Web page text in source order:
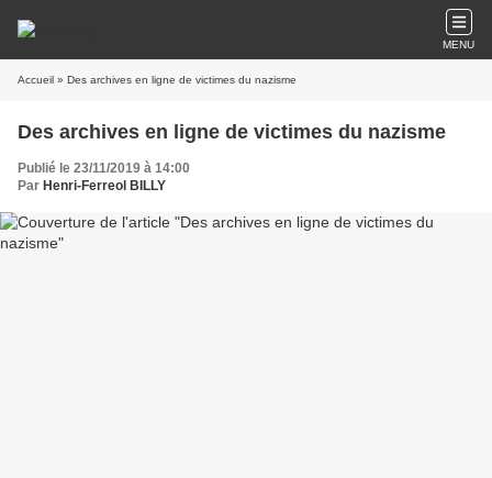
MENU
Accueil » Des archives en ligne de victimes du nazisme
Des archives en ligne de victimes du nazisme
Publié le 23/11/2019 à 14:00
Par Henri-Ferreol BILLY